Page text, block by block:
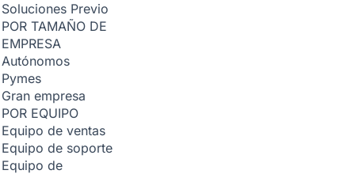
Soluciones Previo
POR TAMAÑO DE
EMPRESA
Autónomos
Pymes
Gran empresa
POR EQUIPO
Equipo de ventas
Equipo de soporte
Equipo de